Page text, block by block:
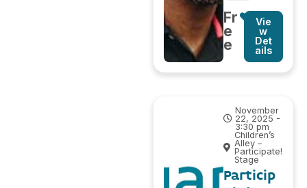
Fr
e
e
Vie
w
Det
ails
November
22, 2025 -
3:30 pm
Children’s
Alley –
Participate!
Stage
Particip